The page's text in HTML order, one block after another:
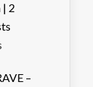
| 2
–